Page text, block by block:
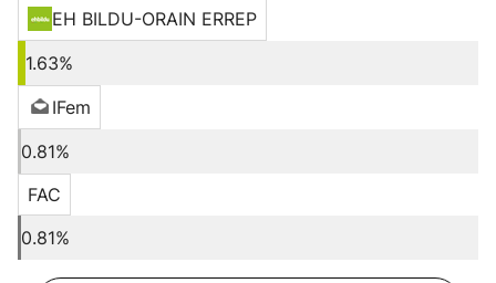
EH BILDU-ORAIN ERREP
1.63%
IFem
0.81%
FAC
0.81%